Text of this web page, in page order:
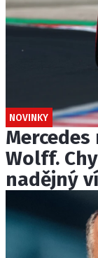
NOVINKY
Wolff.
nadějný